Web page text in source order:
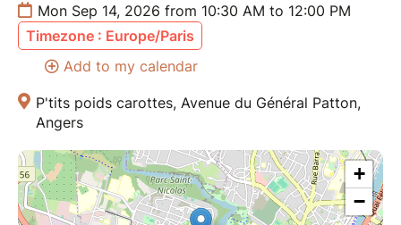
Mon Sep 14, 2026 from 10:30 AM to 12:00 PM
Timezone : Europe/Paris
Add to my calendar
P'tits poids carottes, Avenue du Général Patton,
Angers
+
−